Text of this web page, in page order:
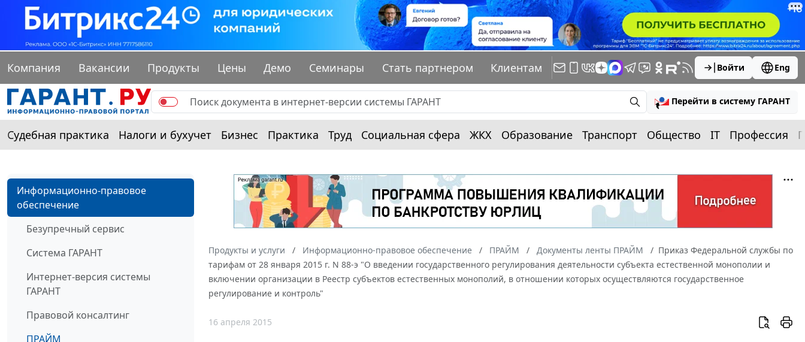
Компания Вакансии Продукты Цены Демо Семинары Стать партнером Клиентам Войти Eng
Перейти в систему ГАРАНТ
Судебная практика Налоги и бухучет Бизнес Практика Труд Социальная сфера ЖКХ Образование Транспорт Общество IT Профессия
Информационно-правовое
обеспечение
Безупречный сервис
Система ГАРАНТ
Интернет-версия системы
ГАРАНТ
Правовой консалтинг
ПРАЙМ
Продукты и услуги Информационно-правовое обеспечение ПРАЙМ Документы ленты ПРАЙМ
Приказ Федеральной службы по
тарифам от 28 января 2015 г. N 88-э "О введении государственного регулирования деятельности субъекта естественной монополии и
включении организации в Реестр субъектов естественных монополий, в отношении которых осуществляются государственное
регулирование и контроль"
16 апреля 2015